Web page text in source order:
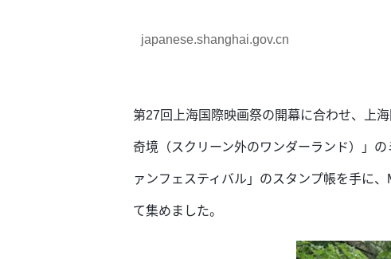
japanese.shanghai.gov.cn
第27回上海国際映画祭の開幕に合わせ、上
奇境（スクリーン外のワンダーランド）」
ァンフェスティバル」のスタンプ帳を手に
て集めました。